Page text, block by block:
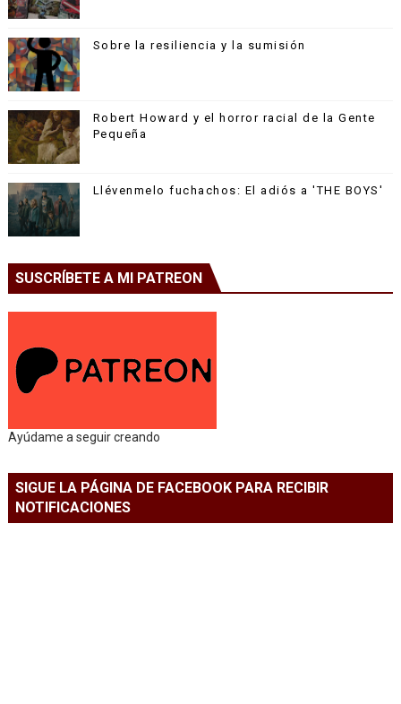
Sobre la resiliencia y la sumisión
Robert Howard y el horror racial de la Gente
Pequeña
Llévenmelo fuchachos: El adiós a 'THE BOYS'
SUSCRÍBETE A MI PATREON
Ayúdame a seguir creando
SIGUE LA PÁGINA DE FACEBOOK PARA RECIBIR
NOTIFICACIONES